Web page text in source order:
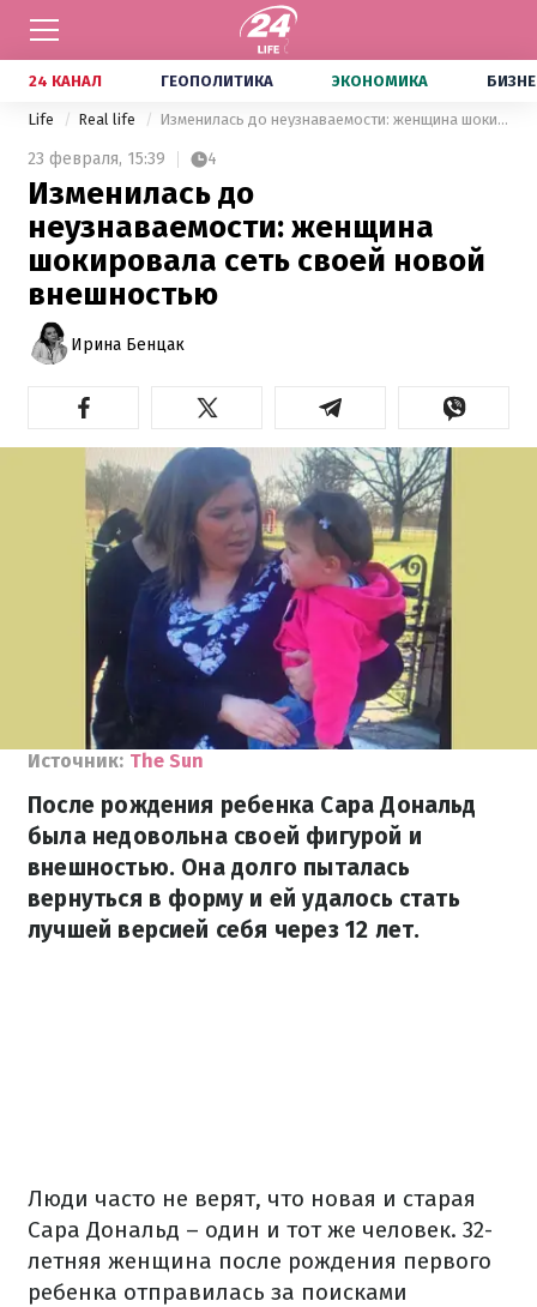
24 КАНАЛ ГЕОПОЛИТИКА ЭКОНОМИКА
Life Real life Изменилась до неузнаваемости: женщина шокировала сеть своей новой внешностью
23 февраля, 15:39 4
Изменилась до
неузнаваемости: женщина
шокировала сеть своей новой
внешностью
Ирина Бенцак
Источник: The Sun
После рождения ребенка Сара Дональд
была недовольна своей фигурой и
внешностью. Она долго пыталась
вернуться в форму и ей удалось стать
лучшей версией себя через 12 лет.
Люди часто не верят, что новая и старая
Сара Дональд – один и тот же человек. 32-
летняя женщина после рождения первого
ребенка отправилась за поисками